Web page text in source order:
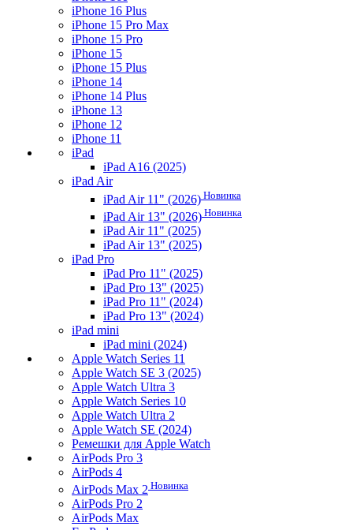
iPhone 16 Plus
iPhone 15 Pro Max
iPhone 15 Pro
iPhone 15
iPhone 15 Plus
iPhone 14
iPhone 14 Plus
iPhone 13
iPhone 12
iPhone 11
iPad
iPad A16 (2025)
iPad Air
iPad Air 11" (2026) Новинка
iPad Air 13" (2026) Новинка
iPad Air 11" (2025)
iPad Air 13" (2025)
iPad Pro
iPad Pro 11" (2025)
iPad Pro 13" (2025)
iPad Pro 11" (2024)
iPad Pro 13" (2024)
iPad mini
iPad mini (2024)
Apple Watch Series 11
Apple Watch SE 3 (2025)
Apple Watch Ultra 3
Apple Watch Series 10
Apple Watch Ultra 2
Apple Watch SE (2024)
Ремешки для Apple Watch
AirPods Pro 3
AirPods 4
AirPods Max 2 Новинка
AirPods Pro 2
AirPods Max